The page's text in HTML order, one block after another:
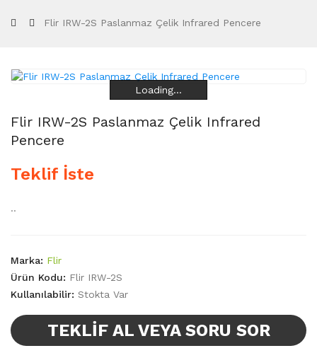
Flir IRW-2S Paslanmaz Çelik Infrared Pencere
Loading...
Loading...
Loading...
Loading...
Flir IRW-2S Paslanmaz Çelik Infrared
Pencere
Teklif İste
..
Marka: Flir
Ürün Kodu: Flir IRW-2S
Kullanılabilir: Stokta Var
TEKLIF AL VEYA SORU SOR